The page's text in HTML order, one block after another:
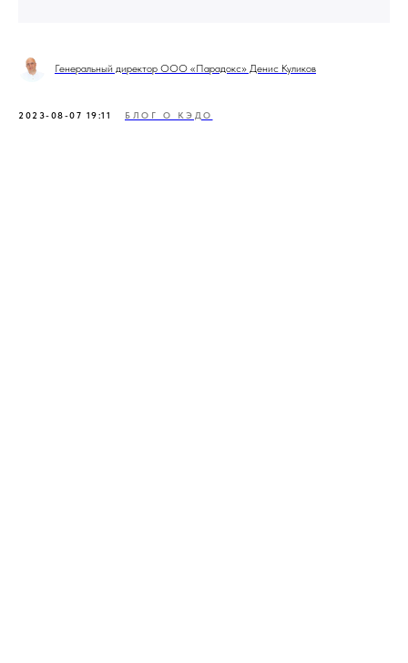
Генеральный директор ООО «Парадокс» Денис Куликов
2023-08-07 19:11 БЛОГ О КЭДО